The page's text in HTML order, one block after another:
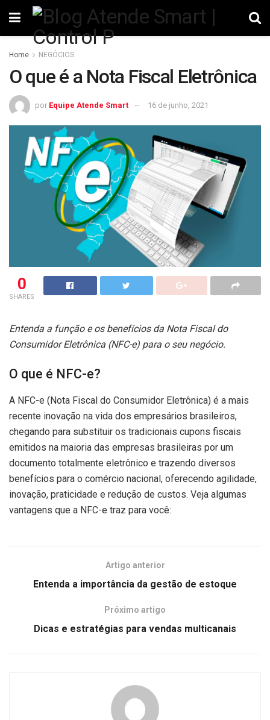
Home NEGÓCIOS
O que é a Nota Fiscal Eletrônica
por Equipe Atende Smart 16 de junho, 2021
0
SHARES
Entenda a função e os benefícios da Nota Fiscal do
Consumidor Eletrônica (NFC-e) para o seu negócio.
O que é NFC-e?
A NFC-e (Nota Fiscal do Consumidor Eletrônica) é a mais
recente inovação na vida dos empresários brasileiros,
chegando para substituir os tradicionais cupons fiscais
emitidos na maioria das empresas brasileiras por um
documento totalmente eletrônico e trazendo diversos
benefícios para o comércio nacional, oferecendo agilidade,
inovação, praticidade e redução de custos. Veja algumas
vantagens que a NFC-e traz para você:
Artigo anterior
Entenda a importância da gestão de estoque
Próximo artigo
Dicas e estratégias para vendas multicanais